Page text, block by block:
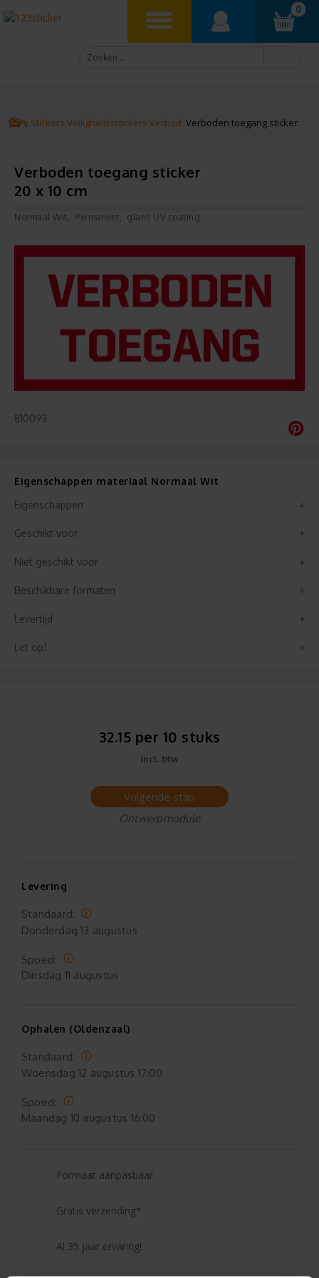
0
Stickers Veiligheidsstickers Verbod Verboden toegang sticker
Verboden toegang sticker
20 x 10 cm
Normaal Wit Permanent glans UV coating
810093
Eigenschappen materiaal Normaal Wit
Eigenschappen
Geschikt voor
Niet geschikt voor
Beschikbare formaten
Levertijd
Let op!
32.15 per 10 stuks
incl. btw
Volgende stap
Ontwerpmodule
Levering
Standaard:
Donderdag 13 augustus
Spoed:
Dinsdag 11 augustus
Ophalen (Oldenzaal)
Standaard:
Woensdag 12 augustus 17:00
Spoed:
Maandag 10 augustus 16:00
Formaat aanpasbaar
Gratis verzending*
Al 35 jaar ervaring!